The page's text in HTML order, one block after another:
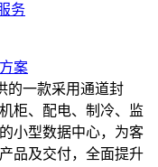
务
案
的一款采用通道封
柜、配电、制冷、监
小型数据中心，为客
品及交付，全面提升